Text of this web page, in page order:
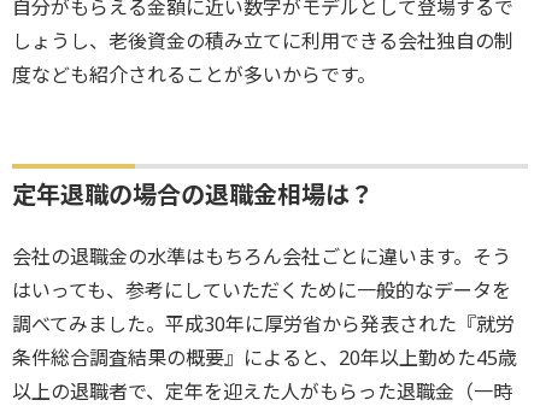
自分がもらえる金額に近い数字がモデルとして登場するで
しょうし、老後資金の積み立てに利用できる会社独自の制
度なども紹介されることが多いからです。
定年退職の場合の退職金相場は？
会社の退職金の水準はもちろん会社ごとに違います。そう
はいっても、参考にしていただくために一般的なデータを
調べてみました。平成30年に厚労省から発表された『就労
条件総合調査結果の概要』によると、20年以上勤めた45歳
以上の退職者で、定年を迎えた人がもらった退職金（一時